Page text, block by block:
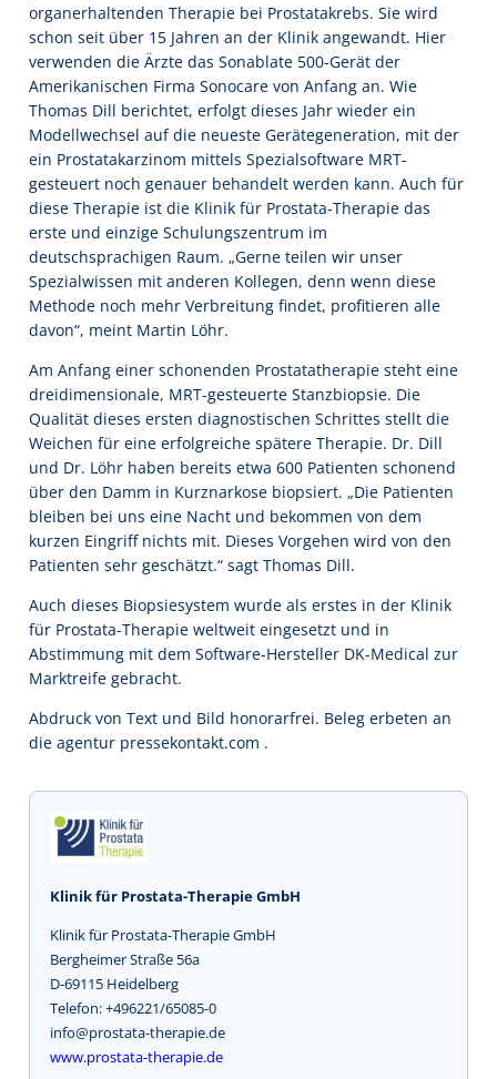
organerhaltenden Therapie bei Prostatakrebs. Sie wird
schon seit über 15 Jahren an der Klinik angewandt. Hier
verwenden die Ärzte das Sonablate 500-Gerät der
Amerikanischen Firma Sonocare von Anfang an. Wie
Thomas Dill berichtet, erfolgt dieses Jahr wieder ein
Modellwechsel auf die neueste Gerätegeneration, mit der
ein Prostatakarzinom mittels Spezialsoftware MRT-
gesteuert noch genauer behandelt werden kann. Auch für
diese Therapie ist die Klinik für Prostata-Therapie das
erste und einzige Schulungszentrum im
deutschsprachigen Raum. „Gerne teilen wir unser
Spezialwissen mit anderen Kollegen, denn wenn diese
Methode noch mehr Verbreitung findet, profitieren alle
davon“, meint Martin Löhr.
Am Anfang einer schonenden Prostatatherapie steht eine
dreidimensionale, MRT-gesteuerte Stanzbiopsie. Die
Qualität dieses ersten diagnostischen Schrittes stellt die
Weichen für eine erfolgreiche spätere Therapie. Dr. Dill
und Dr. Löhr haben bereits etwa 600 Patienten schonend
über den Damm in Kurznarkose biopsiert. „Die Patienten
bleiben bei uns eine Nacht und bekommen von dem
kurzen Eingriff nichts mit. Dieses Vorgehen wird von den
Patienten sehr geschätzt.“ sagt Thomas Dill.
Auch dieses Biopsiesystem wurde als erstes in der Klinik
für Prostata-Therapie weltweit eingesetzt und in
Abstimmung mit dem Software-Hersteller DK-Medical zur
Marktreife gebracht.
Abdruck von Text und Bild honorarfrei. Beleg erbeten an
die agentur pressekontakt.com .
Klinik für Prostata-Therapie GmbH
Klinik für Prostata-Therapie GmbH
Bergheimer Straße 56a
D-69115 Heidelberg
Telefon: +496221/65085-0
info@prostata-therapie.de
www.prostata-therapie.de